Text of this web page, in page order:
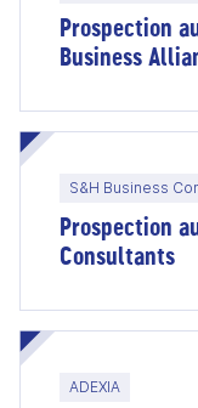
Prospection
Business
S&H Business
Prospection
Consultants
ADEXIA